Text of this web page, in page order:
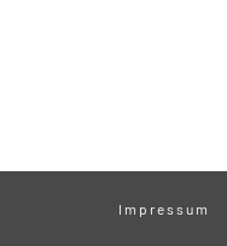
Impressum